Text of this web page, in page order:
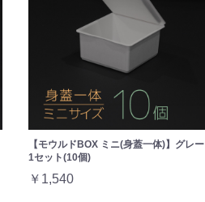
【モウルドBOX ミニ(身蓋一体)】グレー
1セット(10個)
￥1,540